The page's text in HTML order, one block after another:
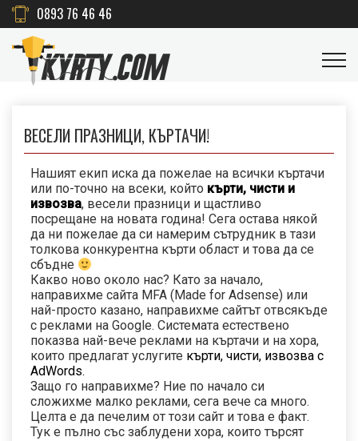
0893 76 46 46
ВЕСЕЛИ ПРАЗНИЦИ, КЪРТАЧИ!
Нашият екип иска да пожелае на всички къртачи
или по-точно на всеки, който кърти, чисти и
извозва, весели празници и щастливо
посрещане на новата година! Сега остава някой
да ни пожелае да си намерим сътрудник в тази
толкова конкурентна кърти област и това да се
сбъдне
Какво ново около нас? Като за начало,
направихме сайта MFA (Made for Adsense) или
най-просто казано, направихме сайтът отвсякъде
с реклами на Google. Системата естествено
показва най-вече реклами на къртачи и на хора,
които предлагат услугите кърти, чисти, извозва с
AdWords.
Защо го направихме? Ние по начало си
сложихме малко реклами, сега вече са много.
Целта е да печелим от този сайт и това е факт.
Тук е пълно със заблудени хора, които търсят